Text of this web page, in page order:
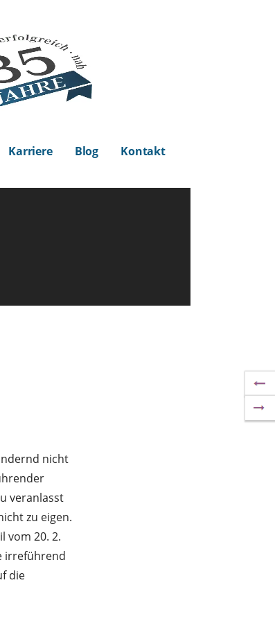
Karriere Blog Kontakt
nicht
veranlasst
zu eigen.
vom 20. 2.
irreführend
die